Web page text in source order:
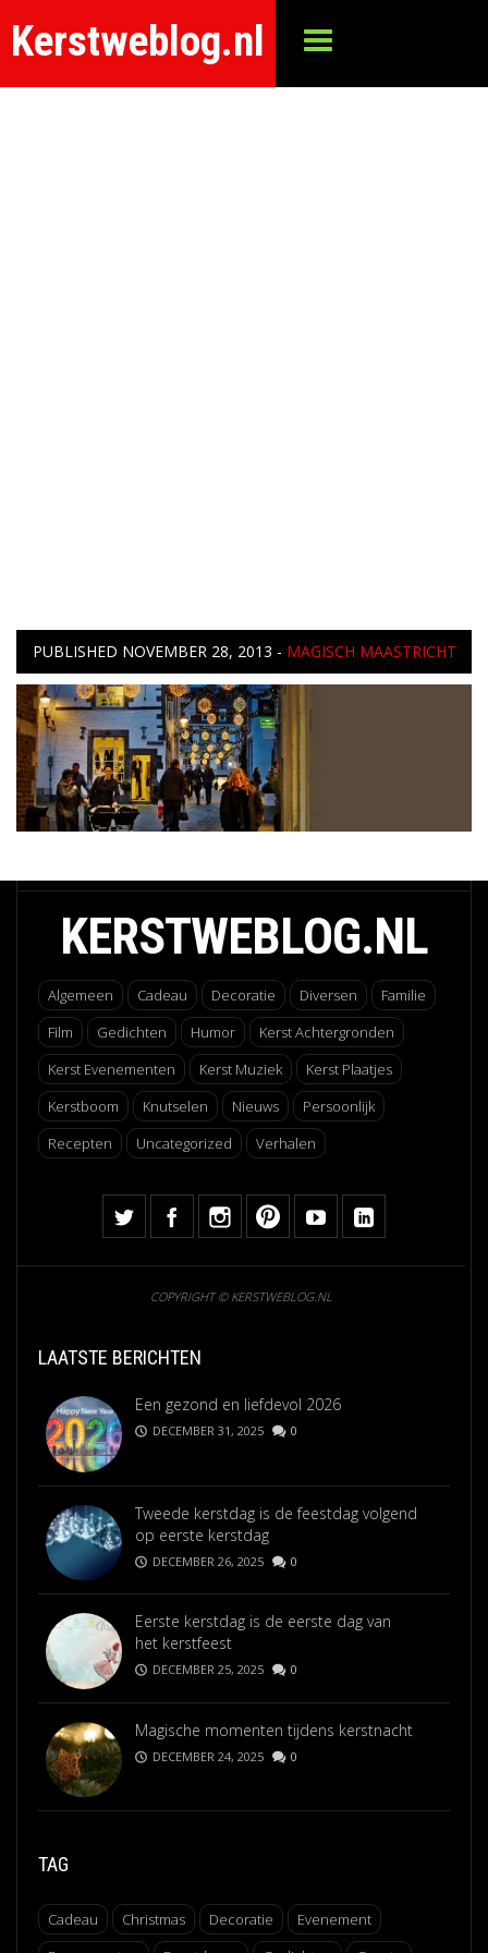
Kerstweblog.nl
PUBLISHED NOVEMBER 28, 2013 - MAGISCH MAASTRICHT
KERSTWEBLOG.NL
Algemeen Cadeau Decoratie Diversen
Familie
Film
Gedichten Humor
Kerst Achtergronden
Kerst Evenementen
Kerst Muziek
Kerst Plaatjes
Kerstboom
Knutselen Nieuws
Persoonlijk
Recepten
Uncategorized Verhalen
COPYRIGHT © KERSTWEBLOG.NL
LAATSTE BERICHTEN
Een gezond en liefdevol 2026
DECEMBER 31, 2025 0
Tweede kerstdag is de feestdag volgend
op eerste kerstdag
DECEMBER 26, 2025 0
Eerste kerstdag is de eerste dag van
het kerstfeest
DECEMBER 25, 2025 0
Magische momenten tijdens kerstnacht
DECEMBER 24, 2025 0
TAG
Cadeau Christmas Decoratie
Evenement